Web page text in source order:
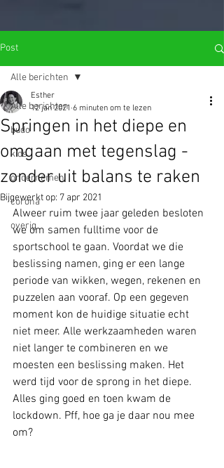
Post
Alle berichten
budo
kids
ondernemen
corona
overig
Alle berichten
Springen in het diepe en
omgaan met tegenslag -
zonder uit balans te raken
Esther
12 jan 2021 6 minuten om te lezen
Bijgewerkt op: 7 apr 2021
Alweer ruim twee jaar geleden besloten
we om samen fulltime voor de
sportschool te gaan. Voordat we die
beslissing namen, ging er een lange
periode van wikken, wegen, rekenen en
puzzelen aan vooraf. Op een gegeven
moment kon de huidige situatie echt
niet meer. Alle werkzaamheden waren
niet langer te combineren en we
moesten een beslissing maken. Het
werd tijd voor de sprong in het diepe.
Alles ging goed en toen kwam de
lockdown. Pff, hoe ga je daar nou mee
om?